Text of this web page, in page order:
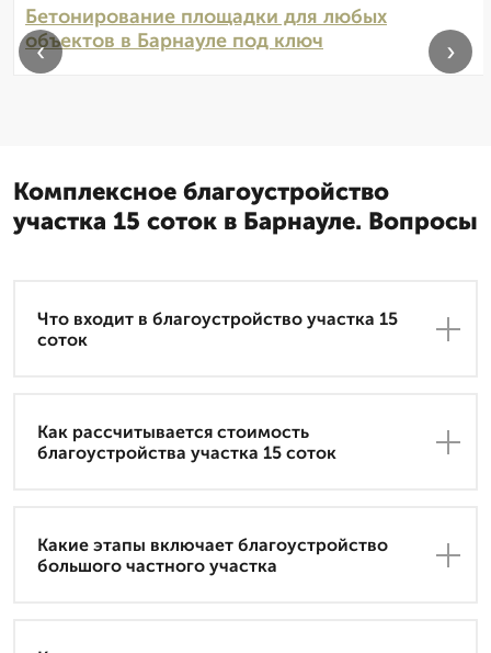
Бетонирование площадки для любых
объектов в Барнауле под ключ
‹ ›
Комплексное благоустройство
участка 15 соток в Барнауле. Вопросы
Что входит в благоустройство участка 15
соток
Как рассчитывается стоимость
благоустройства участка 15 соток
Какие этапы включает благоустройство
большого частного участка